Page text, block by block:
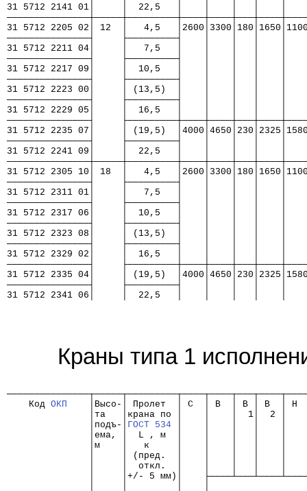
31 5712 2141 01│     │  22,5   │    │    │   │    │
31 5712 2205 02│ 12  │   4,5
───────────────┤     ├─────────┤    │    │   │    │
31 5712 2211 04│     │   7,5   │    │    │   │    │
───────────────┤     ├─────────┤    │    │   │    │
31 5712 2217 09│     │  10,5   │    │    │   │    │
───────────────┤     ├─────────┤    │    │   │    │
31 5712 2223 00│     │ (13,5)  │    │    │   │    │
───────────────┤     ├─────────┤    │    │   │    │
31 5712 2229 05│     │  16,5   │    │    │   │    │
───────────────┤
31 5712 2235 07│     │ (19,5)
───────────────┤     ├─────────┤    │    │   │    │
31 5712 2241 09│     │  22,5   │    │    │   │    │
31 5712 2305 10│ 18  │   4,5
───────────────┤     ├─────────┤    │    │   │    │
31 5712 2311 01│     │   7,5   │    │    │   │    │
───────────────┤     ├─────────┤    │    │   │    │
31 5712 2317 06│     │  10,5   │    │    │   │    │
───────────────┤     ├─────────┤    │    │   │    │
31 5712 2323 08│     │ (13,5)  │    │    │   │    │
───────────────┤     ├─────────┤    │    │   │    │
31 5712 2329 02│     │  16,5   │    │    │   │    │
───────────────┤
31 5712 2335 04│     │ (19,5)
───────────────┤     ├─────────┤    │    │   │    │
31 5712 2341 06│     │  22,5   │    │    │   │    │
Краны типа 1
    Код
ОКП
│Высо-│ Пролет  │ C  │ B  │ B │ B  │ H
│та   │крана по │    │    │  1│  2 │
               │подъ-│
ГОСТ 534
│ема, │  L , м  │    │    │   │    │
│м    │   к     │    │    │   │    │
│     │ (пред.  │    │    │   │    │
│     │  откл.  │    │    │   │    │
│     │+/- 5 мм)│